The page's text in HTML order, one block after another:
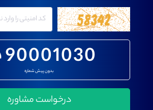
90001030
بدون پیش شماره